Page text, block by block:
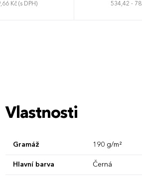
Kč (s DPH) 534,42 -
Vlastnosti
Gramáž 190 g/m²
Hlavní barva Černá